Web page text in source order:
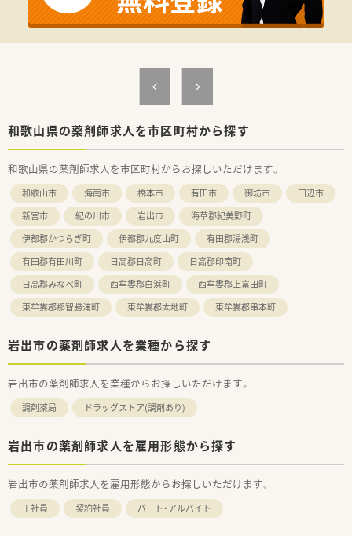
和歌山県の薬剤師求人を市区町村から探す
和歌山県の薬剤師求人を市区町村からお探しいただけます。
和歌山市 海南市 橋本市 有田市 御坊市
田辺市
新宮市
紀の川市 岩出市
海草郡紀美野町
伊都郡かつらぎ町
伊都郡九度山町
有田郡湯浅町
有田郡有田川町
日高郡日高町
日高郡印南町
日高郡みなべ町
西牟婁郡白浜町
西牟婁郡上富田町
東牟婁郡那智勝浦町
東牟婁郡太地町 東牟婁郡串本町
岩出市の薬剤師求人を業種から探す
岩出市の薬剤師求人を業種からお探しいただけます。
調剤薬局 ドラッグストア(調剤あり)
岩出市の薬剤師求人を雇用形態から探す
岩出市の薬剤師求人を雇用形態からお探しいただけます。
正社員 契約社員 パート・アルバイト